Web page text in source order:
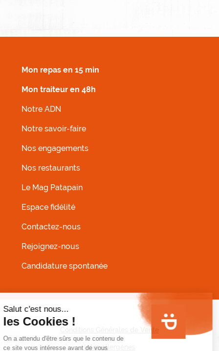
Mon repas en 15 min
Mon traiteur en 48h
Notre ADN
Notre savoir-faire
Nos engagements
Nos restaurants
Le Mag Patapain
Espace fidélité
Contactez-nous
Rejoignez-nous
Candidature spontanée
MENU PIED DE PAGE
Conditions Générales de Vente
Infos allergènes